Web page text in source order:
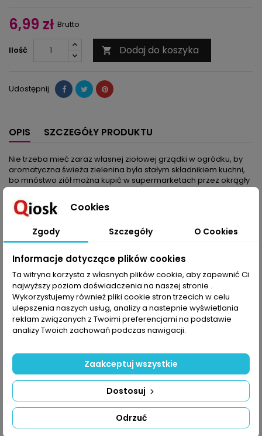
6,99 zł Brutto
Ilość  Dodaj do koszyka
Udostępnij
OPIS SZCZEGÓŁY PRODUKTU
Nie trzeba mieć zaraz własnej ziołowej grządki w ogródku, by
aromatyczna świeża zielenina była stałym składnikiem kuchni,
bo mnóstwo ziół można kupić w supermarketach przez okrągły
rok. Oprócz tych klasycznych – szczypiorku, pietruszki, koperku
oraz ziół śródziemnomorskich: tymianku, bazylii i oregano –
dużym powodzeniem cieszy się czosnek niedźwiedzi, kolendra,
szałwia.
To właśnie dzięki ziołom powstają wyszukane, aromatycznie
marchewki ze szczypiorkiem, pieczeń jagnięca z jarzynką
tymiankową, pierożki z nadzieniem pietruszkowo-serowym, u
uwieńczeniem posiłku może być bazyliowo-miodowe pesto
truskawkowe.
W kuchni błyskawicznej idealnie sprawdzi się przepis na letni
chłodnik ogórkowy lub zupę groszkową z miętą, podobnie jak
makaron z pesto z mięty pieprzowej albo pyszne faszerowane
A gdzie miejsce na eksperymenty kulinarne? Kto nie lubi
kolendry, w miejsce tej proponowanej w przepisie da inne zioła,
dzięki czemu odkryje coraz to nowe wrażenia smakowe.
KOMENTARZE (0) Oceń
Na razie nie dodano żadnej recenzji.
Cookies
Zgody Szczegóły O Cookies
Informacje dotyczące plików cookies
Ta witryna korzysta z własnych plików cookie, aby zapewnić Ci
najwyższy poziom doświadczenia na naszej stronie .
Wykorzystujemy również pliki cookie stron trzecich w celu
ulepszenia naszych usług, analizy a nastepnie wyświetlania
reklam związanych z Twoimi preferencjami na podstawie
analizy Twoich zachowań podczas nawigacji.
Odrzuć
Dostosuj
Zaakceptuj wszystkie